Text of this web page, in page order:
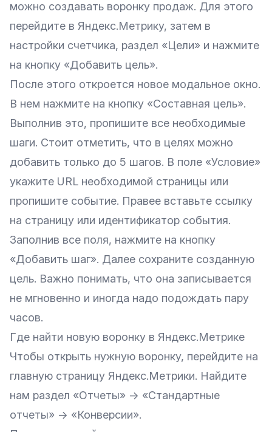
можно создавать воронку продаж. Для этого
перейдите в Яндекс.Метрику, затем в
настройки счетчика, раздел «Цели» и нажмите
на кнопку «Добавить цель».
После этого откроется новое модальное окно.
В нем нажмите на кнопку «Составная цель».
Выполнив это, пропишите все необходимые
шаги. Стоит отметить, что в целях можно
добавить только до 5 шагов. В поле «Условие»
укажите URL необходимой страницы или
пропишите событие. Правее вставьте ссылку
на страницу или идентификатор события.
Заполнив все поля, нажмите на кнопку
«Добавить шаг». Далее сохраните созданную
цель. Важно понимать, что она записывается
не мгновенно и иногда надо подождать пару
часов.
Где найти новую воронку в Яндекс.Метрике
Чтобы открыть нужную воронку, перейдите на
главную страницу Яндекс.Метрики. Найдите
нам раздел «Отчеты» → «Стандартные
отчеты» → «Конверсии».